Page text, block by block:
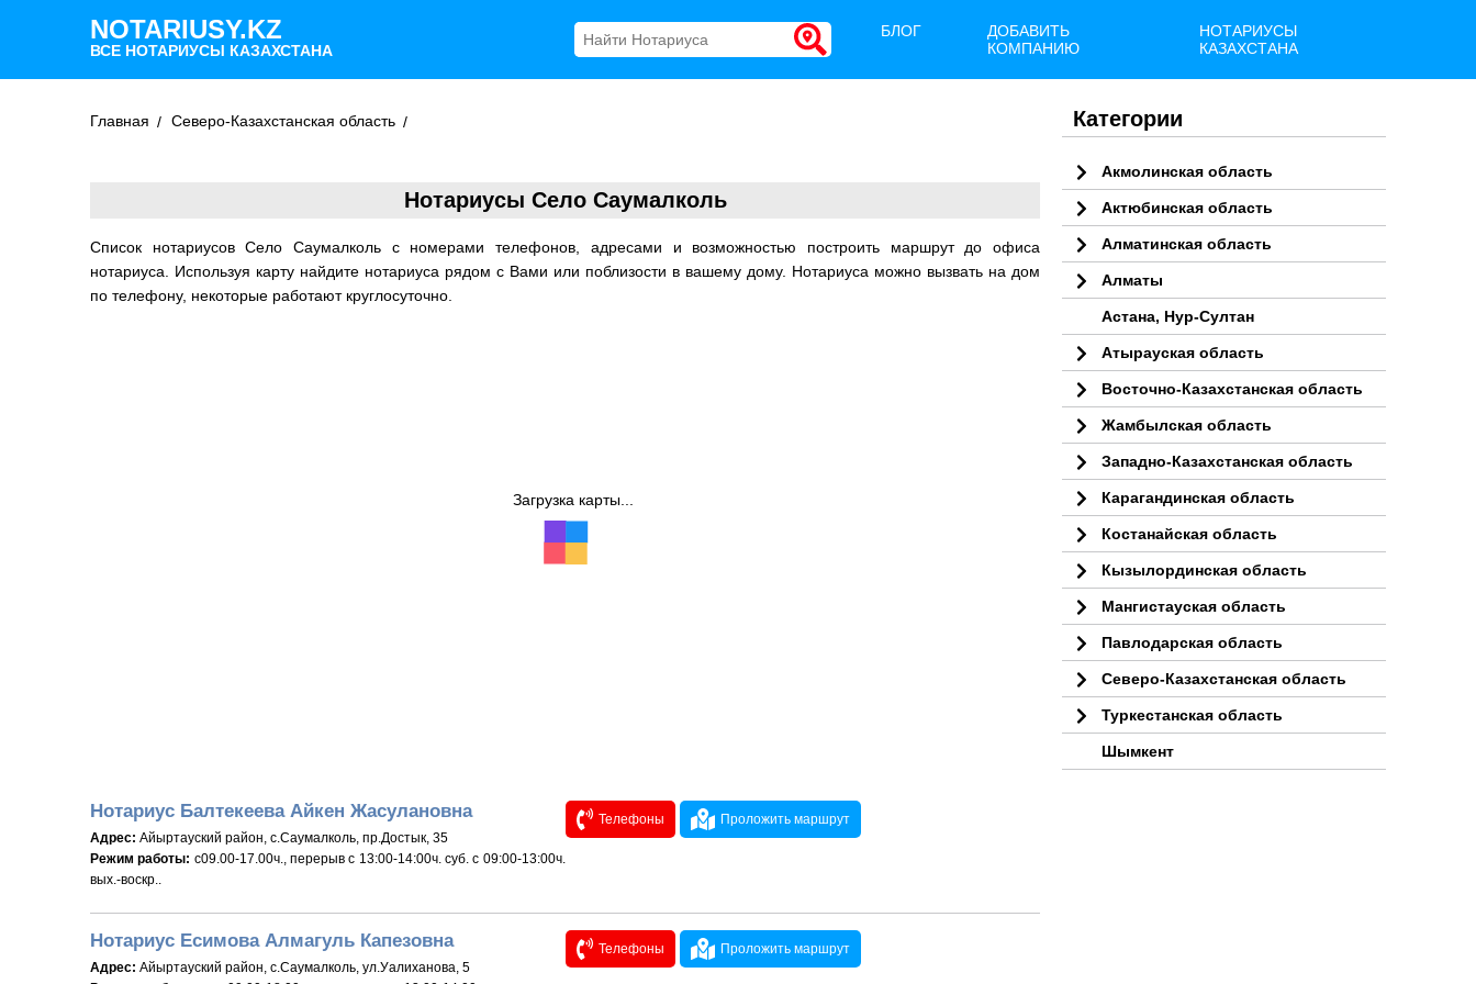
NOTARIUSY.KZ
ВСЕ НОТАРИУСЫ КАЗАХСТАНА
БЛОГ
ДОБАВИТЬ
КОМПАНИЮ
НОТАРИУСЫ
КАЗАХСТАНА
Главная Северо-Казахстанская область
Нотариусы Село Саумалколь
Список нотариусов Село Саумалколь с номерами телефонов, адресами и возможностью построить маршрут до офиса
нотариуса. Используя карту найдите нотариуса рядом с Вами или поблизости в вашему дому. Нотариуса можно вызвать на дом
по телефону, некоторые работают круглосуточно.
Загрузка карты...
Нотариус Балтекеева Айкен Жасулановна
Адрес: Айыртауский район, с.Саумалколь, пр.Достык, 35
Режим работы: с09.00-17.00ч., перерыв с 13:00-14:00ч. суб. с 09:00-13:00ч.
вых.-воскр..
Телефоны Проложить маршрут
Нотариус Есимова Алмагуль Капезовна
Адрес: Айыртауский район, с.Саумалколь, ул.Уалиханова, 5
Телефоны Проложить маршрут
Категории
Акмолинская область
Актюбинская область
Алматинская область
Алматы
Астана, Нур-Султан
Атырауская область
Восточно-Казахстанская область
Жамбылская область
Западно-Казахстанская область
Карагандинская область
Костанайская область
Кызылординская область
Мангистауская область
Павлодарская область
Северо-Казахстанская область
Туркестанская область
Шымкент